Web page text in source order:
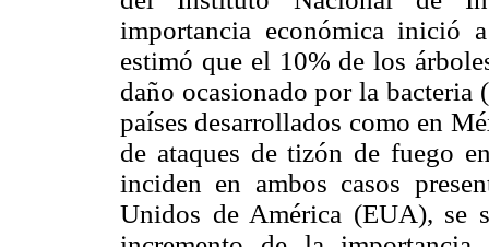
importancia económica inició
estimó que el 10% de los
daño ocasionado por la bacteria
países desarrollados como en
de ataques de tizón de fuego
inciden en ambos casos
Unidos de América (EUA), se